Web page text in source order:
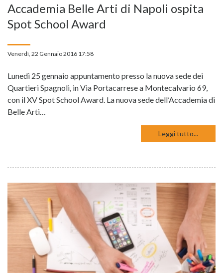
Accademia Belle Arti di Napoli ospita
Spot School Award
Venerdì, 22 Gennaio 2016 17:58
Lunedì 25 gennaio appuntamento presso la nuova sede dei
Quartieri Spagnoli, in Via Portacarrese a Montecalvario 69,
con il XV Spot School Award. La nuova sede dell’Accademia di
Belle Arti…
Leggi tutto...